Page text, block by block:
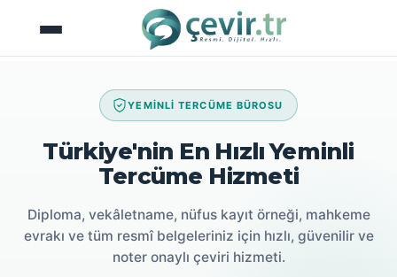
YEMİNLİ TERCÜME BÜROSU
Türkiye'nin En Hızlı Yeminli
Tercüme Hizmeti
Diploma, vekâletname, nüfus kayıt örneği, mahkeme
evrakı ve tüm resmî belgeleriniz için hızlı, güvenilir ve
noter onaylı çeviri hizmeti.